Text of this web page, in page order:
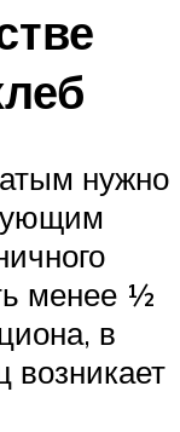
нужно
менее ½
в
возникает